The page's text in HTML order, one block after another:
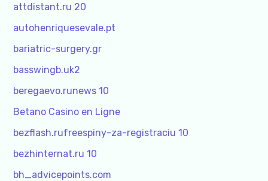
attdistant.ru 20
autohenriquesevale.pt
bariatric-surgery.gr
basswingb.uk2
beregaevo.runews 10
Betano Casino en Ligne
bezflash.rufreespiny-za-registraciu 10
bezhinternat.ru 10
bh_advicepoints.com